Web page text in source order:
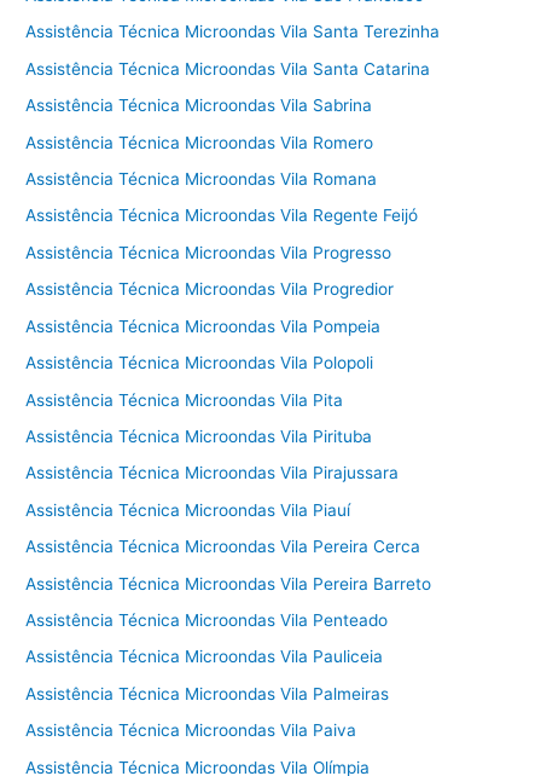
Assistência Técnica Microondas Vila Santa Terezinha
Assistência Técnica Microondas Vila Santa Catarina
Assistência Técnica Microondas Vila Sabrina
Assistência Técnica Microondas Vila Romero
Assistência Técnica Microondas Vila Romana
Assistência Técnica Microondas Vila Regente Feijó
Assistência Técnica Microondas Vila Progresso
Assistência Técnica Microondas Vila Progredior
Assistência Técnica Microondas Vila Pompeia
Assistência Técnica Microondas Vila Polopoli
Assistência Técnica Microondas Vila Pita
Assistência Técnica Microondas Vila Pirituba
Assistência Técnica Microondas Vila Pirajussara
Assistência Técnica Microondas Vila Piauí
Assistência Técnica Microondas Vila Pereira Cerca
Assistência Técnica Microondas Vila Pereira Barreto
Assistência Técnica Microondas Vila Penteado
Assistência Técnica Microondas Vila Pauliceia
Assistência Técnica Microondas Vila Palmeiras
Assistência Técnica Microondas Vila Paiva
Assistência Técnica Microondas Vila Olímpia